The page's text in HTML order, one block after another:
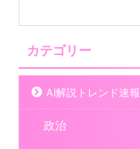
カテゴリー
AI解説トレンド速報
政治